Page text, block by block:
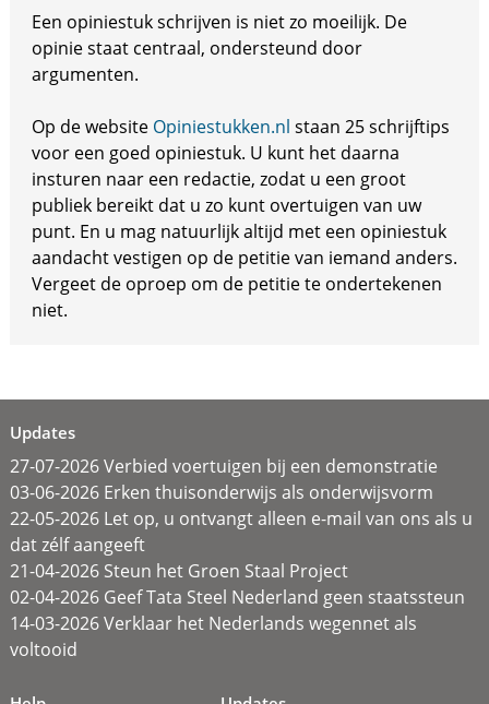
Een opiniestuk schrijven is niet zo moeilijk. De
opinie staat centraal, ondersteund door
argumenten.
Op de website Opiniestukken.nl staan 25 schrijftips
voor een goed opiniestuk. U kunt het daarna
insturen naar een redactie, zodat u een groot
publiek bereikt dat u zo kunt overtuigen van uw
punt. En u mag natuurlijk altijd met een opiniestuk
aandacht vestigen op de petitie van iemand anders.
Vergeet de oproep om de petitie te ondertekenen
niet.
Updates
27-07-2026 Verbied voertuigen bij een demonstratie
03-06-2026 Erken thuisonderwijs als onderwijsvorm
22-05-2026 Let op, u ontvangt alleen e-mail van ons als u
dat zélf aangeeft
21-04-2026 Steun het Groen Staal Project
02-04-2026 Geef Tata Steel Nederland geen staatssteun
14-03-2026 Verklaar het Nederlands wegennet als
voltooid